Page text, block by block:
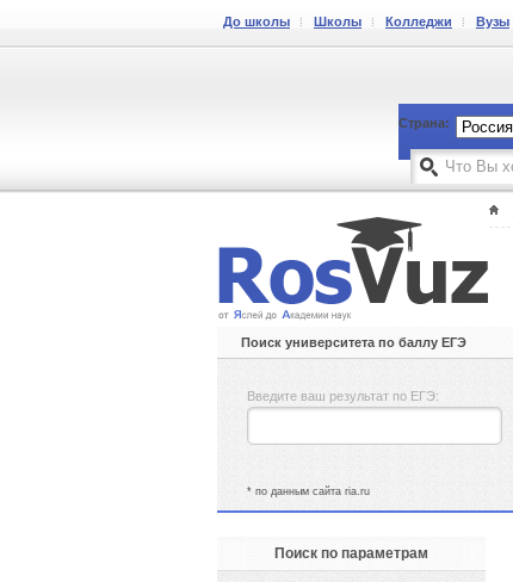
До школы Школы Колледжи Вузы
Страна:
Поиск университета по баллу ЕГЭ
Введите ваш результат по ЕГЭ:
* по данным сайта ria.ru
Поиск по параметрам